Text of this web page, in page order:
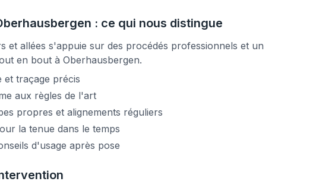
: ce qui nous distingue
et allées s'appuie sur des procédés professionnels et un
en bout à Oberhausbergen.
et traçage précis
aux règles de l'art
propres et alignements réguliers
la tenue dans le temps
d'usage après pose